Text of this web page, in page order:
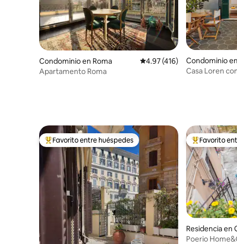
Condominio en Roma Calificación promedio: 4.97
4.97 (416)
Apartamento Roma
Condominio
Casa Loren
De los mejores en Favorito entre huéspedes
Favorito entre huéspedes De los
Favorito
Residencia en
Poerio